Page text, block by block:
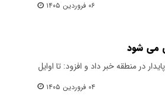
۰۶ فروردین ۱۴۰۵
در منطقه خبر داد و افزود: تا اوایل
۰۴ فروردین ۱۴۰۵